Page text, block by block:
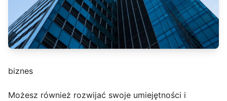
biznes
Możesz również rozwijać swoje umiejętności i